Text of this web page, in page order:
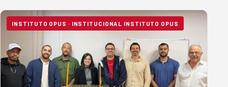
estabelece diretrizes rigorosas …
INSTITUTO OPUS · INSTITUCIONAL INSTITUTO OPUS